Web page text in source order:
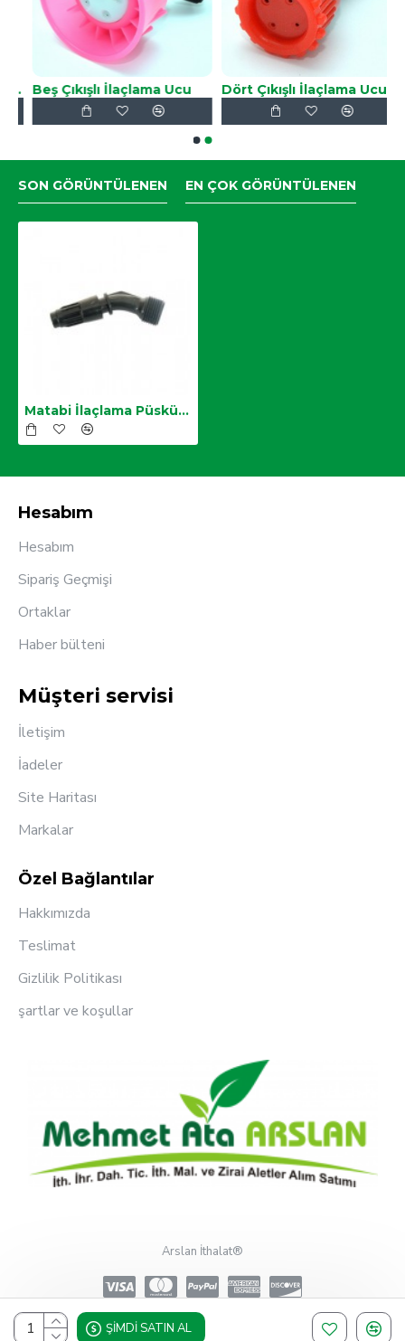
ŞIMDI SATIN AL
Beş Çıkışlı İlaçlama Ucu Dört Çıkışlı İlaçlama Ucu
SON GÖRÜNTÜLENEN EN ÇOK GÖRÜNTÜLENEN
Matabi İlaçlama Püskürtme Ucu
Hesabım
Hesabım
Sipariş Geçmişi
Ortaklar
Haber bülteni
Müşteri servisi
İletişim
İadeler
Site Haritası
Markalar
Özel Bağlantılar
Hakkımızda
Teslimat
Gizlilik Politikası
şartlar ve koşullar
Arslan İthalat®